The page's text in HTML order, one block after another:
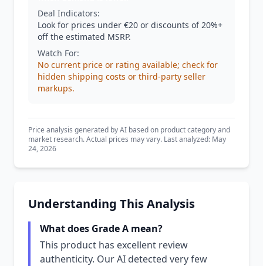
Deal Indicators:
Look for prices under €20 or discounts of 20%+
off the estimated MSRP.
Watch For:
No current price or rating available; check for
hidden shipping costs or third-party seller
markups.
Price analysis generated by AI based on product category and
market research. Actual prices may vary. Last analyzed: May
24, 2026
Understanding This Analysis
What does Grade A mean?
This product has excellent review
authenticity. Our AI detected very few